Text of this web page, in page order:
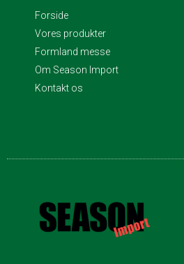
Forside
Vores produkter
Formland messe
Om Season Import
Kontakt os